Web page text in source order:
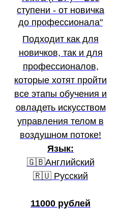
ступени - от новичка
до профессионала"
Подходит как для
новичков, так и для
профессионалов,
которые хотят пройти
все этапы обучения и
овладеть искусством
управления телом в
воздушном потоке!
Язык:
🇬🇧Английский
🇷🇺 Русский
11000 рублей